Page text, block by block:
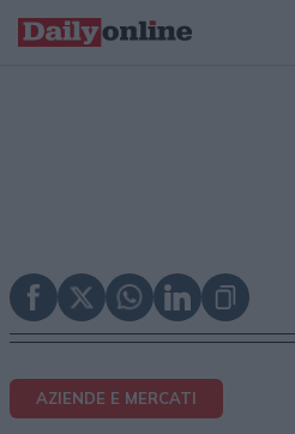
AZIENDE E MERCATI